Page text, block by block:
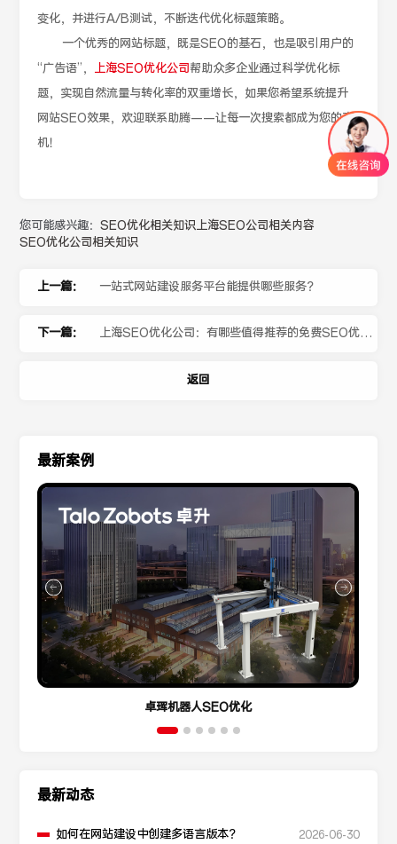
变化，并进行A/B测试，不断迭代优化标题策略。
一个优秀的网站标题，既是SEO的基石，也是吸引用户的
“广告语”， 上海SEO优化公司帮助众多企业通过科学优化标
题，实现自然流量与转化率的双重增长，如果您希望系统提升
网站SEO效果，欢迎联系助腾——让每一次搜索都成为您的商
机！
您可能感兴趣：SEO优化相关知识上海SEO公司相关内容
SEO优化公司相关知识
上一篇： 一站式网站建设服务平台能提供哪些服务？
下一篇： 上海SEO优化公司：有哪些值得推荐的免费SEO优化
返回
最新案例
卓珲机器人SEO优化
最新动态
如何在网站建设中创建多语言版本？ 2026-06-30